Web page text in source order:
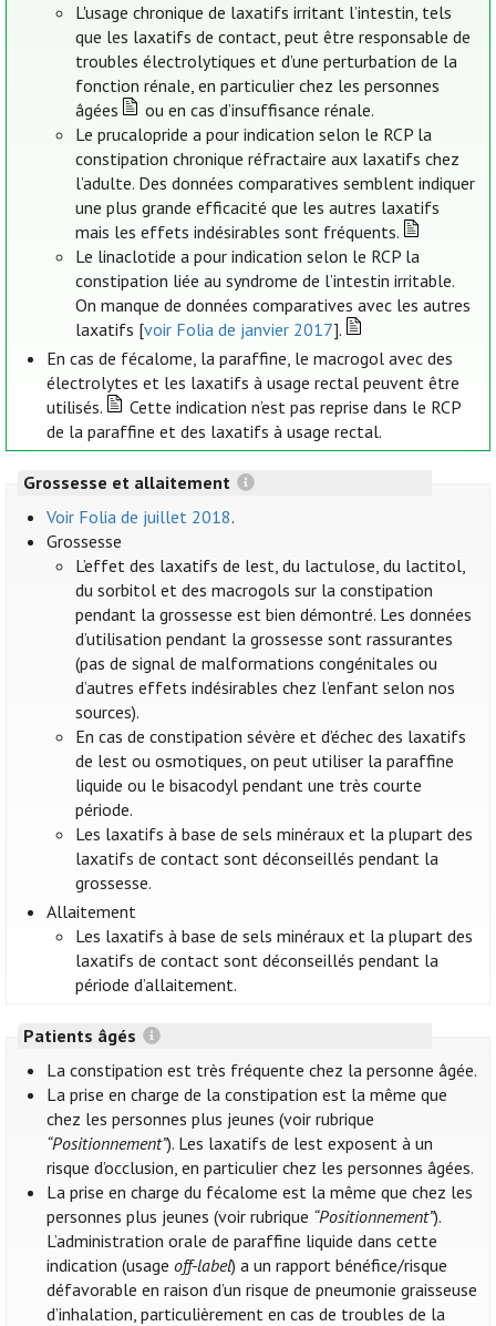
L'usage chronique de laxatifs irritant l’intestin, tels
que les laxatifs de contact, peut être responsable de
troubles électrolytiques et d’une perturbation de la
fonction rénale, en particulier chez les personnes
âgées
ou en cas d’insuffisance rénale.
Le prucalopride a pour indication selon le RCP la
constipation chronique réfractaire aux laxatifs chez
l’adulte. Des données comparatives semblent indiquer
une plus grande efficacité que les autres laxatifs
mais les effets indésirables sont fréquents.
Le linaclotide a pour indication selon le RCP la
constipation liée au syndrome de l’intestin irritable.
On manque de données comparatives avec les autres
laxatifs [voir Folia de janvier 2017].
En cas de fécalome, la paraffine, le macrogol avec des
électrolytes et les laxatifs à usage rectal peuvent être
utilisés.
Cette indication n’est pas reprise dans le RCP
de la paraffine et des laxatifs à usage rectal.
Grossesse et allaitement
Voir Folia de juillet 2018.
Grossesse
L’effet des laxatifs de lest, du lactulose, du lactitol,
du sorbitol et des macrogols sur la constipation
pendant la grossesse est bien démontré. Les données
d’utilisation pendant la grossesse sont rassurantes
(pas de signal de malformations congénitales ou
d’autres effets indésirables chez l’enfant selon nos
sources).
En cas de constipation sévère et d’échec des laxatifs
de lest ou osmotiques, on peut utiliser la paraffine
liquide ou le bisacodyl pendant une très courte
période.
Les laxatifs à base de sels minéraux et la plupart des
laxatifs de contact sont déconseillés pendant la
grossesse.
Allaitement
Les laxatifs à base de sels minéraux et la plupart des
laxatifs de contact sont déconseillés pendant la
période d’allaitement.
Patients âgés
La constipation est très fréquente chez la personne âgée.
La prise en charge de la constipation est la même que
chez les personnes plus jeunes (voir rubrique
“Positionnement”). Les laxatifs de lest exposent à un
risque d’occlusion, en particulier chez les personnes âgées.
La prise en charge du fécalome est la même que chez les
personnes plus jeunes (voir rubrique “Positionnement”).
L’administration orale de paraffine liquide dans cette
indication (usageoff-label) a un rapport bénéfice/risque
défavorable en raison d’un risque de pneumonie graisseuse
d’inhalation, particulièrement en cas de troubles de la